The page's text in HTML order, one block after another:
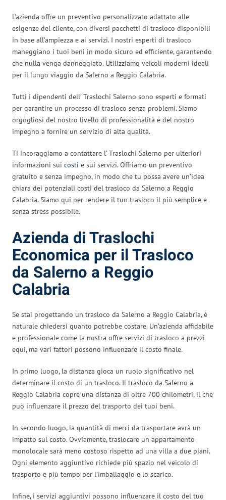
L’azienda offre un preventivo personalizzato adattato alle
esigenze del cliente, con diversi pacchetti di trasloco disponibili
in base all’ampiezza e ai servizi. I nostri esperti di trasloco
maneggiano i tuoi beni in modo sicuro ed efficiente, garantendo
che nulla venga danneggiato. Utilizziamo veicoli moderni ideali
per il lungo viaggio da Salerno a Reggio Calabria.
Tutti i dipendenti dell’ Traslochi Salerno sono esperti e formati
per garantire un processo di trasloco senza problemi. Siamo
orgogliosi del nostro livello di professionalità e del nostro
impegno a fornire un servizio di alta qualità.
Ti incoraggiamo a contattare l’ Traslochi Salerno per ulteriori
informazioni sui costi e sui servizi. Offriamo un preventivo
gratuito e senza impegno, in modo che tu possa avere un’idea
chiara dei potenziali costi del trasloco da Salerno a Reggio
Calabria. Siamo qui per rendere il tuo trasloco il più semplice e
senza stress possibile.
Azienda di Traslochi
Economica per il Trasloco
da Salerno a Reggio
Calabria
Se stai progettando un trasloco da Salerno a Reggio Calabria, è
naturale chiedersi quanto potrebbe costare. Un’azienda affidabile
e professionale come la nostra offre servizi di trasloco a prezzi
equi, ma vari fattori possono influenzare il costo finale.
In primo luogo, la distanza gioca un ruolo significativo nel
determinare il costo di un trasloco. Il trasloco da Salerno a
Reggio Calabria copre una distanza di oltre 700 chilometri, il che
può influenzare il prezzo del trasporto dei tuoi beni.
In secondo luogo, la quantità di merci da trasportare avrà un
impatto sul costo. Ovviamente, traslocare un appartamento
monolocale sarà meno costoso rispetto ad una villa a due piani.
Ogni elemento aggiuntivo richiede più spazio nel veicolo di
trasporto e più tempo per l’imballaggio e lo scarico.
Infine, i servizi aggiuntivi possono influenzare il costo del tuo